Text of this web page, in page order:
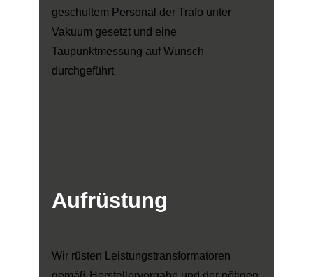
geschultem Personal der Trafo unter
Vakuum gesetzt und eine
Taupunktmessung auf Wunsch
durchgeführt
Aufrüstung
Wir rüsten Leistungstransformatoren